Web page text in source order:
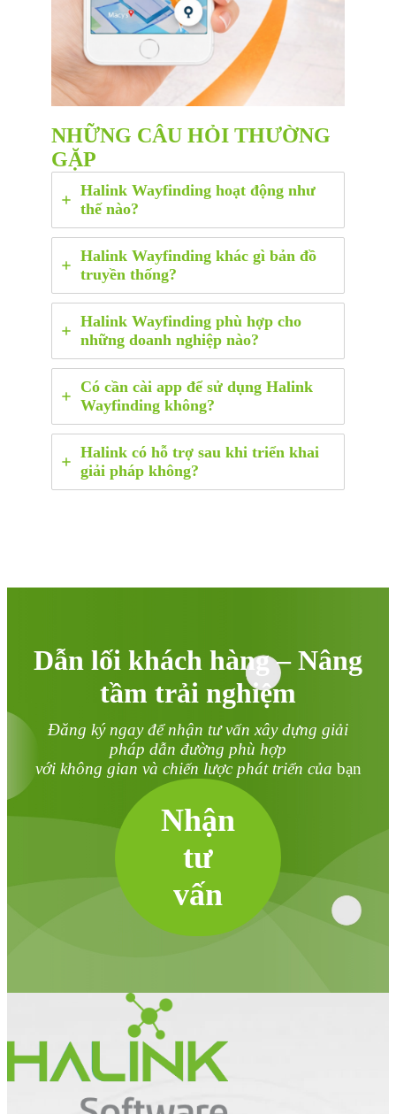
NHỮNG CÂU HỎI THƯỜNG
GẶP
Halink Wayfinding hoạt động như
thế nào?
Halink Wayfinding khác gì bản đồ
truyền thống?
Halink Wayfinding phù hợp cho
những doanh nghiệp nào?
Có cần cài app để sử dụng Halink
Wayfinding không?
Halink có hỗ trợ sau khi triển khai
giải pháp không?
Dẫn lối khách hàng – Nâng
tầm trải nghiệm
Đăng ký ngay để nhận tư vấn xây dựng giải
pháp dẫn đường phù hợp
với không gian và chiến lược phát triển của bạn
Nhận
tư
vấn